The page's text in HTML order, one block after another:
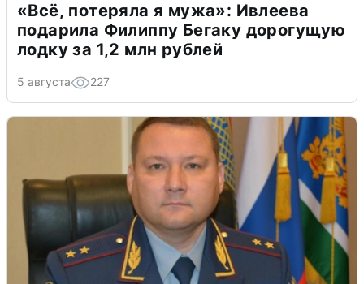
«Всё, потеряла я мужа»: Ивлеева
подарила Филиппу Бегаку дорогущую
лодку за 1,2 млн рублей
5 августа 227